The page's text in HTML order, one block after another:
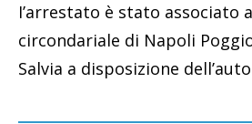
I’arrestato è stato associato
circondariale di Napoli
Salvia a disposizione